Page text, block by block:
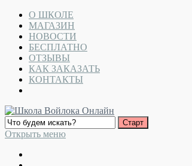
О ШКОЛЕ
МАГАЗИН
НОВОСТИ
БЕСПЛАТНО
ОТЗЫВЫ
КАК ЗАКАЗАТЬ
КОНТАКТЫ
Открыть меню